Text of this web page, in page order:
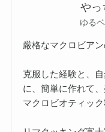
やっ
ゆる
厳格なマクロビア
克服した経験と、
に、簡単に作れて
マクロビオティッ